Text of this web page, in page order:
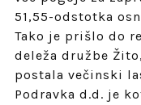
51,55-odstotka
Tako je prišlo do
deleža družbe
postala večinski
Podravka d.d. je